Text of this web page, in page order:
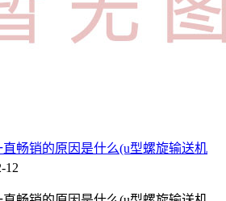
畅销的原因是什么(u型螺旋输送机
12